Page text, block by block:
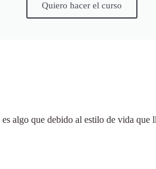
Quiero hacer el curso
algo que debido al estilo de vida que